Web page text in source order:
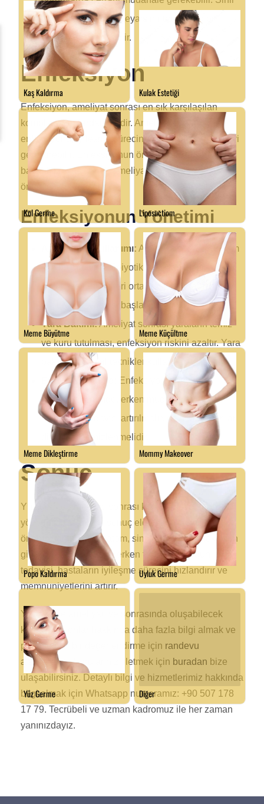
onarımı, sinir grefti veya sinir transferi gibi
teknikler kullanılabilir.
Enfeksiyon
Enfeksiyon, ameliyat sonrası en sık karşılaşılan
komplikasyonlardan biridir. Ameliyat sonrası yara
enfeksiyonu, iyileşme sürecini uzatabilir ve ek tedavi
gerektirebilir. Enfeksiyonun önlenmesi ve yönetimi,
başarılı bir yüz germe ameliyatı sonrası bakımın
önemli bir parçasıdır.
Enfeksiyonun Yönetimi
Antibiyotik Kullanımı: Ameliyat sonrası dönem
için profilaktik antibiyotikler kullanılabilir.
Enfeksiyon belirtileri ortaya çıktığında uygun
antibiyotik tedavisi başlatılmalıdır.
Yara Bakımı:Ameliyat sonrası yaraların temiz
ve kuru tutulması, enfeksiyon riskini azaltır. Yara
bakımında steril teknikler kullanılmalıdır.
Erken Müdahale:
Enfeksiyon belirtileri
gözlemlendiğinde, erken müdahale ile
antibiyotik tedavisi artırılmalı ve enfekte alanlar
dikkatlice temizlenmelidir.
Sonuç
Yüz germe ameliyatı sonrası komplikasyonların
yönetimi, başarılı bir sonuç elde etmek için kritik
öneme sahiptir. Hematom, sinir hasarı ve enfeksiyon
gibi komplikasyonların erken teşhisi ve uygun
tedavisi, hastaların iyileşme sürecini hızlandırır ve
memnuniyetlerini artırır.
Yüz germe ameliyatı ve sonrasında oluşabilecek
komplikasyonlar hakkında daha fazla bilgi almak ve
profesyonel bir değerlendirme için randevu
alabilirsiniz. Sorularınızı iletmek için buradan bize
ulaşabilirsiniz. Detaylı bilgi ve hizmetlerimiz hakkında
bilgi almak için Whatsapp numaramız: +90 507 178
17 79. Tecrübeli ve uzman kadromuz ile her zaman
yanınızdayız.